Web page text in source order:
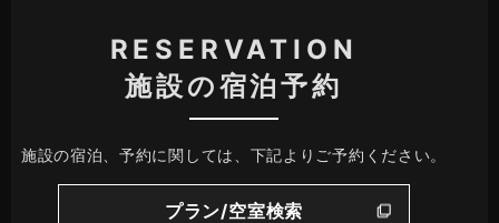
RESERVATION
施設の宿泊予約
施設の宿泊、予約に関しては、下記よりご予約ください。
プラン/空室検索